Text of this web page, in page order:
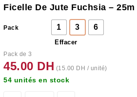
Ficelle De Jute Fuchsia – 25m
Pack 1 3 6
Effacer
Pack de 3
45.00 DH (15.00 DH / unité)
54 unités en stock